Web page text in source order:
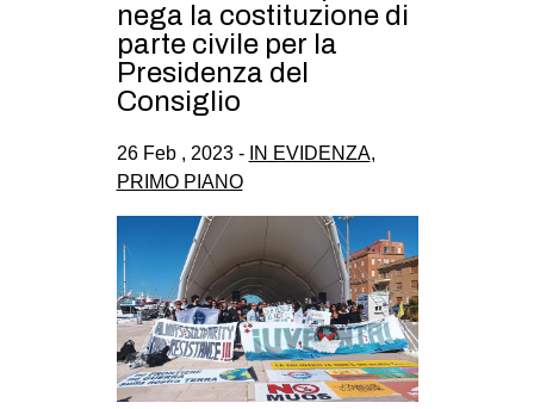
nega la costituzione di
parte civile per la
Presidenza del
Consiglio
26 Feb , 2023 - IN EVIDENZA,
PRIMO PIANO